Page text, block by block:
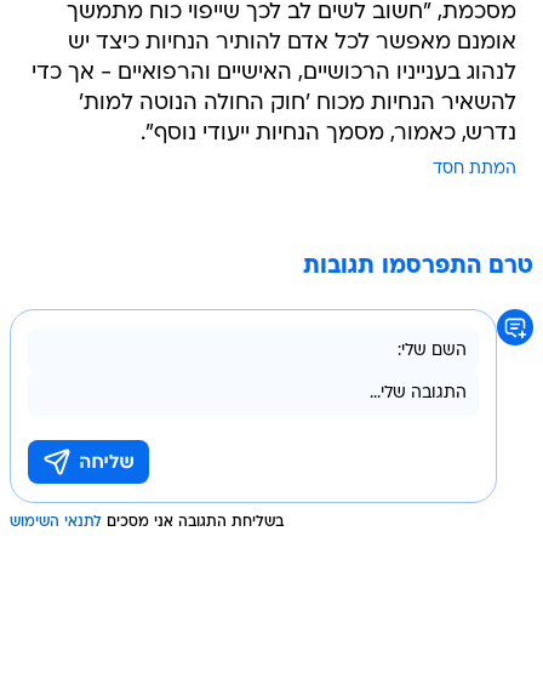
מסכמת, "חשוב לשים לב לכך שייפוי כוח מתמשך
אומנם מאפשר לכל אדם להותיר הנחיות כיצד יש
לנהוג בענייניו הרכושיים, האישיים והרפואיים - אך כדי
להשאיר הנחיות מכוח 'חוק החולה הנוטה למות'
נדרש, כאמור, מסמך הנחיות ייעודי נוסף".
המתת חסד
טרם התפרסמו תגובות
בשליחת התגובה אני מסכים לתנאי השימוש